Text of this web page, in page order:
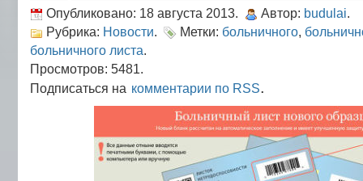
Опубликовано: 18 августа 2013. Автор: budulai.
Рубрика: Новости. Метки: больничного,
больничного листа.
Просмотров: 5481.
Подписаться на комментарии по RSS.